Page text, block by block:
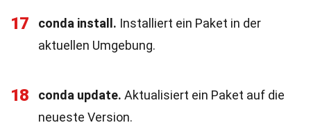
17 conda install. Installiert ein Paket in der
aktuellen Umgebung.
18 conda update. Aktualisiert ein Paket auf die
neueste Version.